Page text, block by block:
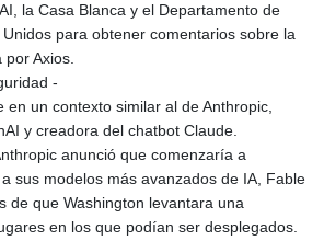
la Casa Blanca y el Departamento de
para obtener comentarios sobre la
por Axios.
-
en un contexto similar al de Anthropic,
y creadora del chatbot Claude.
anunció que comenzaría a
sus modelos más avanzados de IA, Fable
de que Washington levantara una
en los que podían ser desplegados.